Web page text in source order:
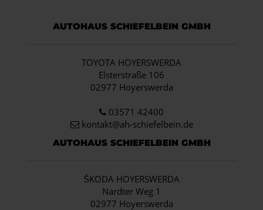
AUTOHAUS SCHIEFELBEIN GMBH
TOYOTA HOYERSWERDA
Elsterstraße 106
02977 Hoyerswerda
03571 42400
kontakt@ah-schiefelbein.de
AUTOHAUS SCHIEFELBEIN GMBH
ŠKODA HOYERSWERDA
Nardter Weg 1
02977 Hoyerswerda